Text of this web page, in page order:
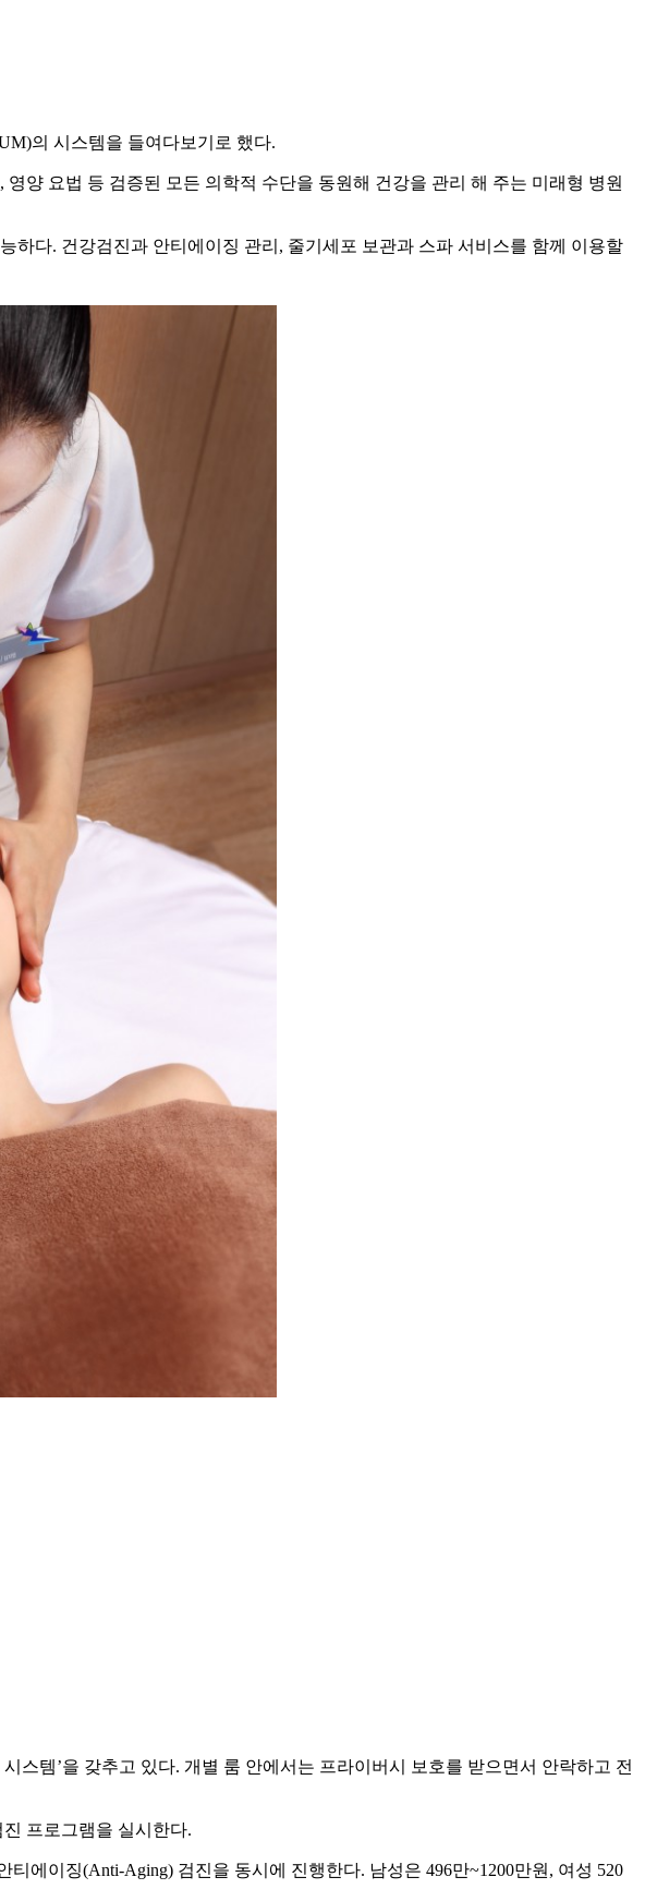
의 시스템을 들여다보기로 했다.
양 요법 등 검증된 모든 의학적 수단을 동원해 건강을 관리 해 주는 미래형 병원
하다. 건강검진과 안티에이징 관리, 줄기세포 보관과 스파 서비스를 함께 이용할
스템’을 갖추고 있다. 개별 룸 안에서는 프라이버시 보호를 받으면서 안락하고 전
프로그램을 실시한다.
에이징(Anti-Aging) 검진을 동시에 진행한다. 남성은 496만~1200만원, 여성 520